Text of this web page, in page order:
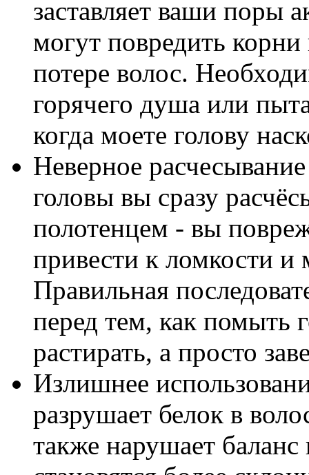
заставляет ваши поры
могут повредить
потере волос.
горячего душа или
когда моете голову
Неверное
головы вы сразу
полотенцем - вы
привести к ломкости
Правильная
перед тем, как помыть
растирать, а просто
Излишнее
разрушает белок в
также нарушает